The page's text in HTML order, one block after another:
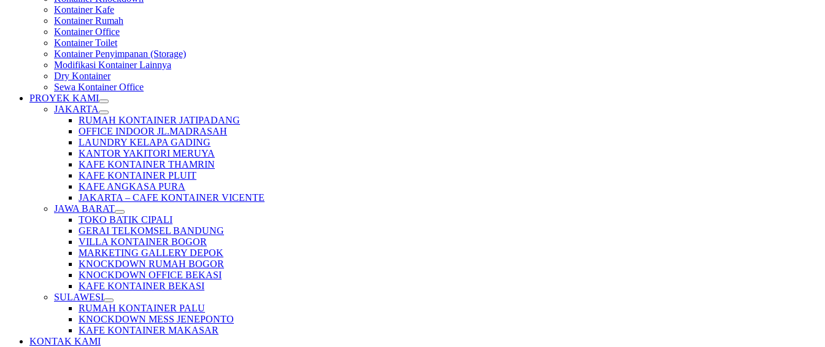
Kontainer Kafe
Kontainer Rumah
Kontainer Office
Kontainer Toilet
Kontainer Penyimpanan (Storage)
Modifikasi Kontainer Lainnya
Dry Kontainer
Sewa Kontainer Office
PROYEK KAMI
JAKARTA
RUMAH KONTAINER JATIPADANG
OFFICE INDOOR JL.MADRASAH
LAUNDRY KELAPA GADING
KANTOR YAKITORI MERUYA
KAFE KONTAINER THAMRIN
KAFE KONTAINER PLUIT
KAFE ANGKASA PURA
JAKARTA – CAFE KONTAINER VICENTE
JAWA BARAT
TOKO BATIK CIPALI
GERAI TELKOMSEL BANDUNG
VILLA KONTAINER BOGOR
MARKETING GALLERY DEPOK
KNOCKDOWN RUMAH BOGOR
KNOCKDOWN OFFICE BEKASI
KAFE KONTAINER BEKASI
SULAWESI
RUMAH KONTAINER PALU
KNOCKDOWN MESS JENEPONTO
KAFE KONTAINER MAKASAR
KONTAK KAMI